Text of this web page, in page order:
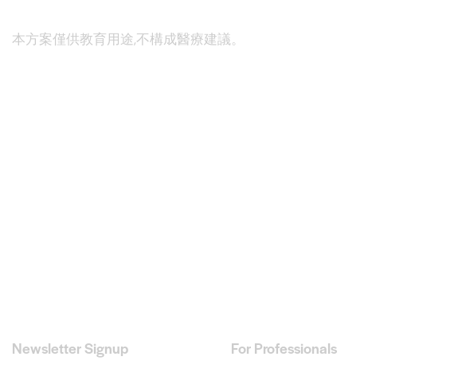
本方案僅供教育用途,不構成醫療建議。
Newsletter Signup For Professionals